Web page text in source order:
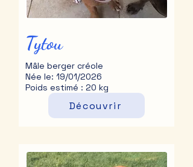
Tytou
Mâle berger créole
Née le: 19/01/2026
Poids estimé : 20 kg
Découvrir